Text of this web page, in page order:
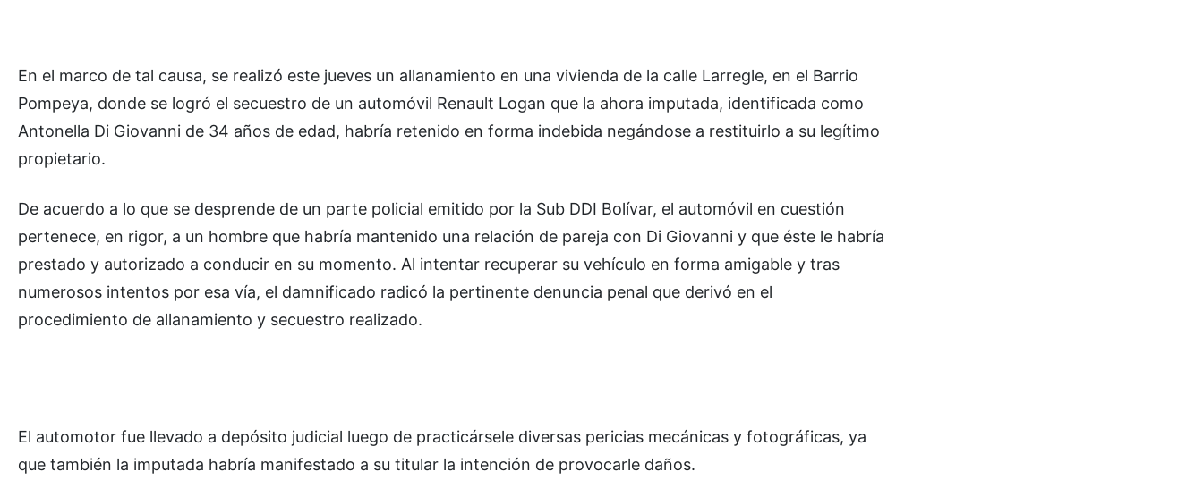
En el marco de tal causa, se realizó este jueves un allanamiento en una vivienda de la calle Larregle, en el Barrio
Pompeya, donde se logró el secuestro de un automóvil Renault Logan que la ahora imputada, identificada como
Antonella Di Giovanni de 34 años de edad, habría retenido en forma indebida negándose a restituirlo a su legítimo
propietario.
De acuerdo a lo que se desprende de un parte policial emitido por la Sub DDI Bolívar, el automóvil en cuestión
pertenece, en rigor, a un hombre que habría mantenido una relación de pareja con Di Giovanni y que éste le habría
prestado y autorizado a conducir en su momento. Al intentar recuperar su vehículo en forma amigable y tras
numerosos intentos por esa vía, el damnificado radicó la pertinente denuncia penal que derivó en el
procedimiento de allanamiento y secuestro realizado.
El automotor fue llevado a depósito judicial luego de practicársele diversas pericias mecánicas y fotográficas, ya
que también la imputada habría manifestado a su titular la intención de provocarle daños.